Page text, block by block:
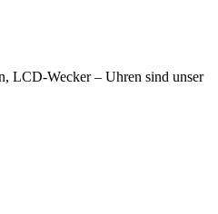
LCD-Wecker – Uhren sind unser